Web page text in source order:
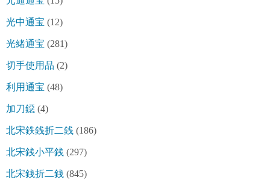
光中通宝 (12)
光緒通宝 (281)
切手使用品 (2)
利用通宝 (48)
加刀鐚 (4)
北宋鉄銭折二銭 (186)
北宋銭小平銭 (297)
北宋銭折二銭 (845)